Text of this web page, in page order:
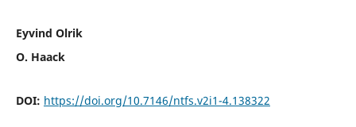
Eyvind Olrik
O. Haack
DOI: https://doi.org/10.7146/ntfs.v2i1-4.138322